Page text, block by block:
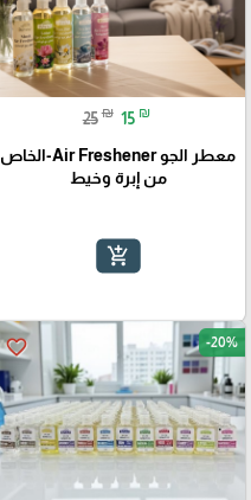
25 ₪ 15 ₪
معطر الجو Air Freshener-الخاص
من إبرة وخيط
add_shopping_cart
favorite_border -20%